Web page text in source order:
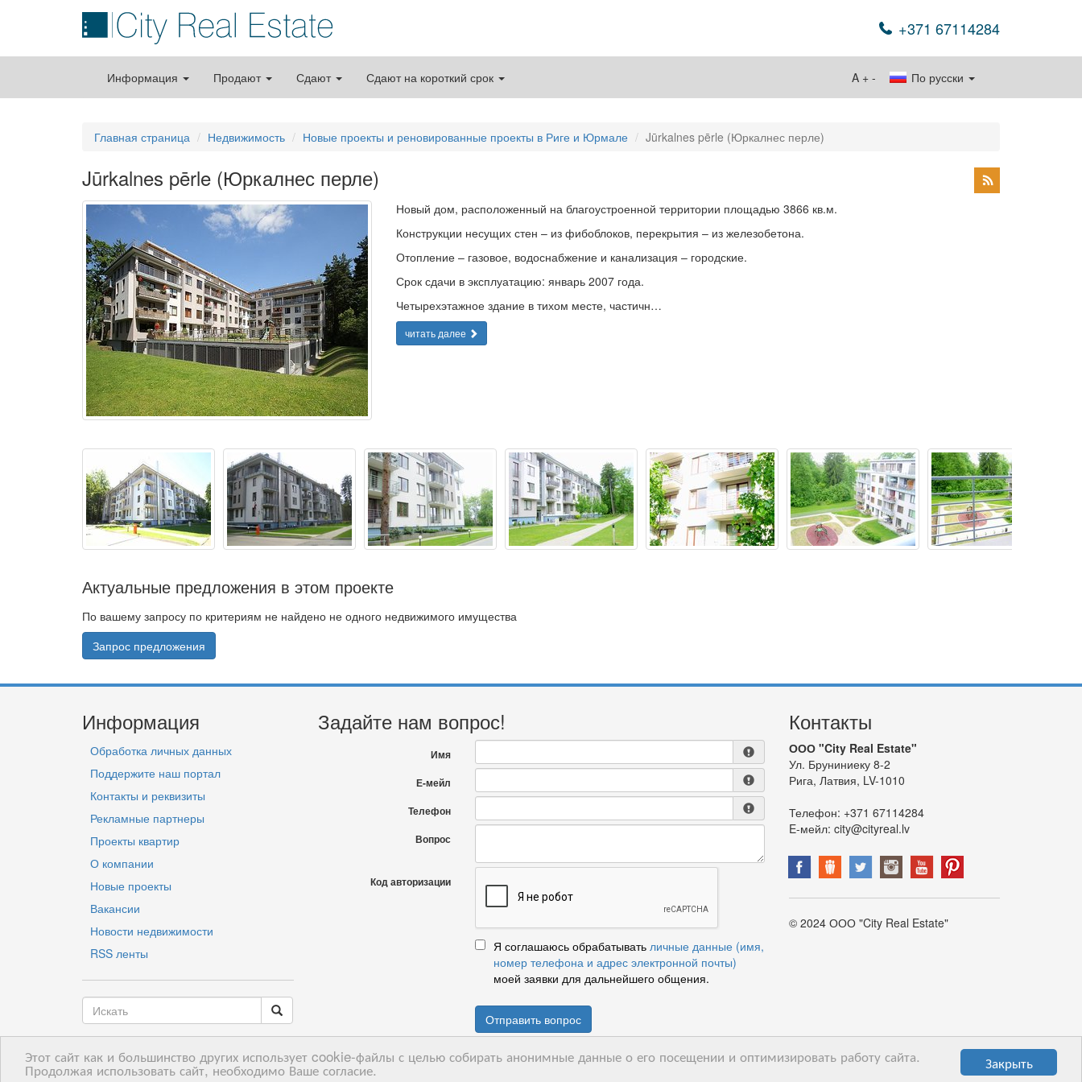
Закрыть
Этот сайт как и большинство других использует cookie-файлы с целью собирать анонимные данные о его посещении и оптимизировать работу сайта.
Продолжая использовать сайт, необходимо Ваше согласие.
+371 67114284
Информация Продают Сдают Сдают на короткий срок По русски
A + -
Главная страница Недвижимость Новые проекты и реновированные проекты в Риге и Юрмале Jūrkalnes pērle (Юркалнес перле)
Jūrkalnes pērle (Юркалнес перле)
Новый дом, расположенный на благоустроенной территории площадью 3866 кв.м.
Конструкции несущих стен – из фибоблоков, перекрытия – из железобетона.
Отопление – газовое, водоснабжение и канализация – городские.
Срок сдачи в эксплуатацию: январь 2007 года.
Четырехэтажное здание в тихом месте, частичн…
читать далее
Актуальные предложения в этом проекте
По вашему запросу по критериям не найдено не одного недвижимого имущества
Запрос предложения
Информация
Обработка личных данных
Поддержите наш портал
Контакты и реквизиты
Рекламные партнеры
Проекты квартир
О компании
Новые проекты
Вакансии
Новости недвижимости
RSS ленты
LV RU EN
Задайте нам вопрос!
Имя
Е-мейл
Телефон
Вопрос
Код авторизации
Я соглашаюсь обрабатывать личные данные (имя,
номер телефона и адрес электронной почты)
моей заявки для дальнейшего общения.
Отправить вопрос
Контакты
ООО "City Real Estate"
Ул. Бруниниеку 8-2
Рига, Латвия, LV-1010
Телефон: +371 67114284
E-мейл: city@cityreal.lv
© 2024 ООО "City Real Estate"